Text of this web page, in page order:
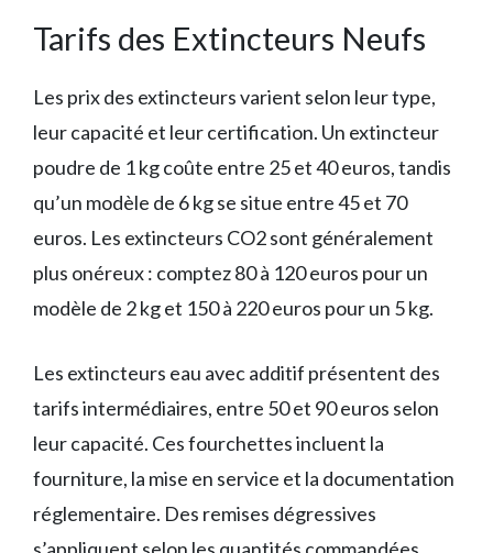
Tarifs des Extincteurs Neufs
Les prix des extincteurs varient selon leur type,
leur capacité et leur certification. Un extincteur
poudre de 1 kg coûte entre 25 et 40 euros, tandis
qu’un modèle de 6 kg se situe entre 45 et 70
euros. Les extincteurs CO2 sont généralement
plus onéreux : comptez 80 à 120 euros pour un
modèle de 2 kg et 150 à 220 euros pour un 5 kg.
Les extincteurs eau avec additif présentent des
tarifs intermédiaires, entre 50 et 90 euros selon
leur capacité. Ces fourchettes incluent la
fourniture, la mise en service et la documentation
réglementaire. Des remises dégressives